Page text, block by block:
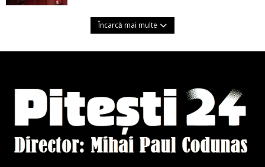
Încarcă mai multe